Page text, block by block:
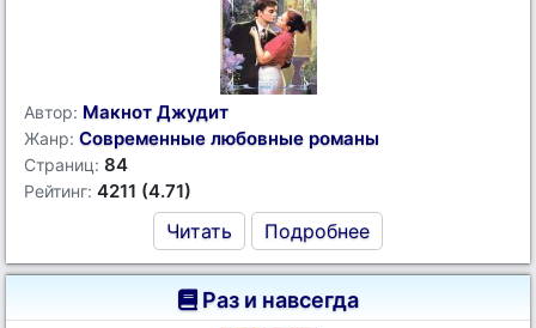
Автор: Макнот Джудит
Жанр: Современные любовные романы
Страниц: 84
Рейтинг: 4211 (4.71)
Читать Подробнее
Раз и навсегда